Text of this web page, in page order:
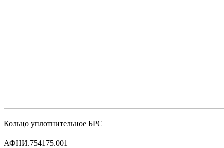
Кольцо уплотнительное БРС
АФНИ.754175.001